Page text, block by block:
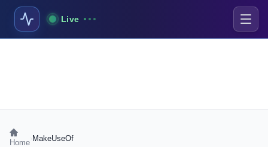
Live
Home MakeUseOf